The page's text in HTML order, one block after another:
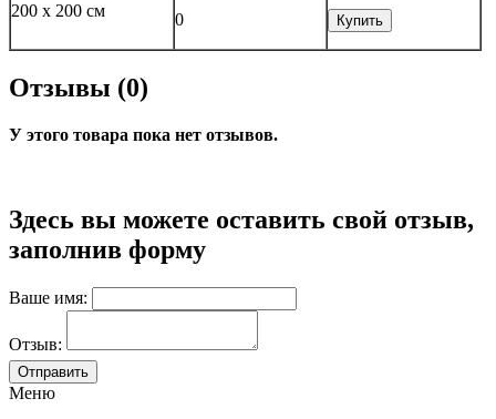
200 x 200 см 0 Купить
Отзывы (0)
У этого товара пока нет отзывов.
Здесь вы можете оставить свой отзыв,
заполнив форму
Ваше имя:
Отзыв:
Меню